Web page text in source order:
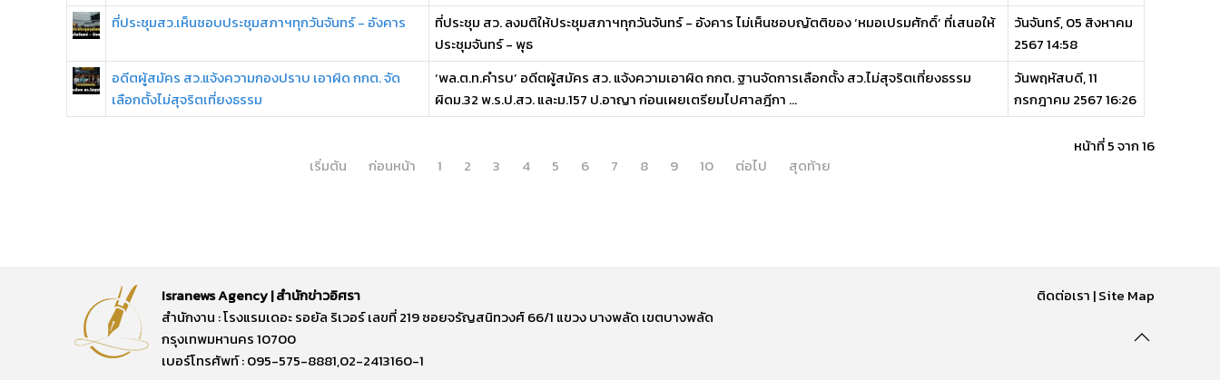
ที่ประชุมสว.เห็นชอบประชุมสภาฯทุกวันจันทร์ - อังคาร
ที่ประชุม สว. ลงมติให้ประชุมสภาฯทุกวันจันทร์ - อังคาร ไม่เห็นชอบญัตติของ ‘หมอเปรมศักดิ์’ ที่เสนอให้
ประชุมจันทร์ - พุธ
วันจันทร์, 05 สิงหาคม
2567 14:58
อดีตผู้สมัคร สว.แจ้งความกองปราบ เอาผิด กกต. จัด
เลือกตั้งไม่สุจริตเที่ยงธรรม
‘พล.ต.ท.คำรบ’ อดีตผู้สมัคร สว. แจ้งความเอาผิด กกต. ฐานจัดการเลือกตั้ง สว.ไม่สุจริตเที่ยงธรรม
ผิดม.32 พ.ร.ป.สว. และม.157 ป.อาญา ก่อนเผยเตรียมไปศาลฎีกา ...
วันพฤหัสบดี, 11
กรกฎาคม 2567 16:26
หน้าที่ 5 จาก 16
เริ่มต้น
ก่อนหน้า 1 2 3 4 5 6 7 8 9 10 ต่อไป สุดท้าย
Isranews Agency | สำนักข่าวอิศรา
สำนักงาน : โรงแรมเดอะ รอยัล ริเวอร์ เลขที่ 219 ซอยจรัญสนิทวงศ์ 66/1 แขวง บางพลัด เขตบางพลัด
กรุงเทพมหานคร 10700
เบอร์โทรศัพท์ : 095-575-8881,02-2413160-1
ติดต่อเรา |Site Map